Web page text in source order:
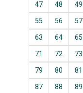
47 48 49
55 56 57
63 64 65
71 72 73
79 80 81
87 88 89